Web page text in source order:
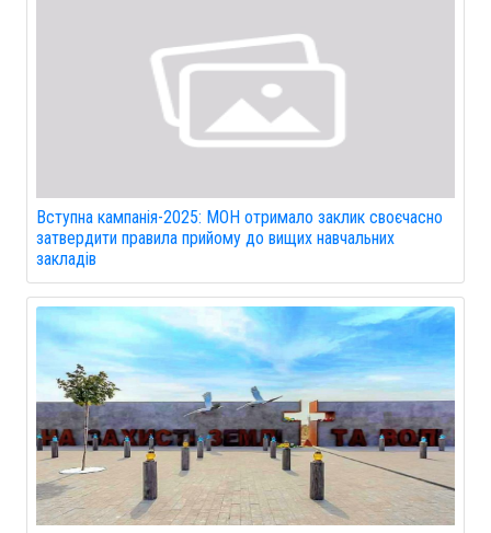
Вступна кампанія-2025: МОН отримало заклик своєчасно
затвердити правила прийому до вищих навчальних
закладів